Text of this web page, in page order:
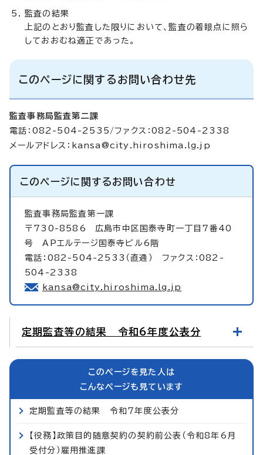
監査の結果
上記のとおり監査した限りにおいて、監査の着眼点に照ら
しておおむね適正であった。
このページに関するお問い合わせ先
監査事務局監査第二課
電話：082-504-2535/ファクス：082-504-2338
メールアドレス： kansa@city.hiroshima.lg.jp
このページに関するお問い合わせ
監査事務局監査第一課
〒730-8586 広島市中区国泰寺町一丁目7番40
号 APエルテージ国泰寺ビル6階
電話：082-504-2533（直通） ファクス：082-
504-2338
kansa@city.hiroshima.lg.jp
定期監査等の結果 令和6年度公表分
このページを見た人は
こんなページも見ています
定期監査等の結果 令和7年度公表分
【役務】政策目的随意契約の契約前公表（令和8年6月
受付分）雇用推進課